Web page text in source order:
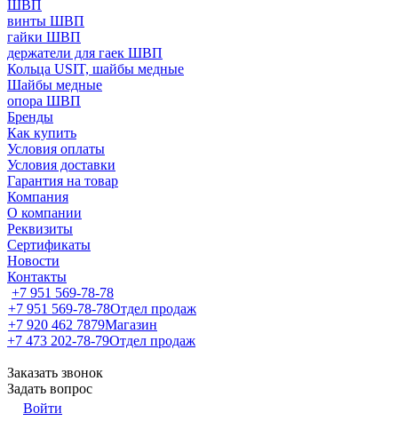
ШВП
винты ШВП
гайки ШВП
держатели для гаек ШВП
Кольца USIT, шайбы медные
Шайбы медные
опора ШВП
Бренды
Как купить
Условия оплаты
Условия доставки
Гарантия на товар
Компания
О компании
Реквизиты
Сертификаты
Новости
Контакты
+7 951 569-78-78
+7 951 569-78-78Отдел продаж
+7 920 462 7879Магазин
+7 473 202-78-79Отдел продаж
Заказать звонок
Задать вопрос
Войти